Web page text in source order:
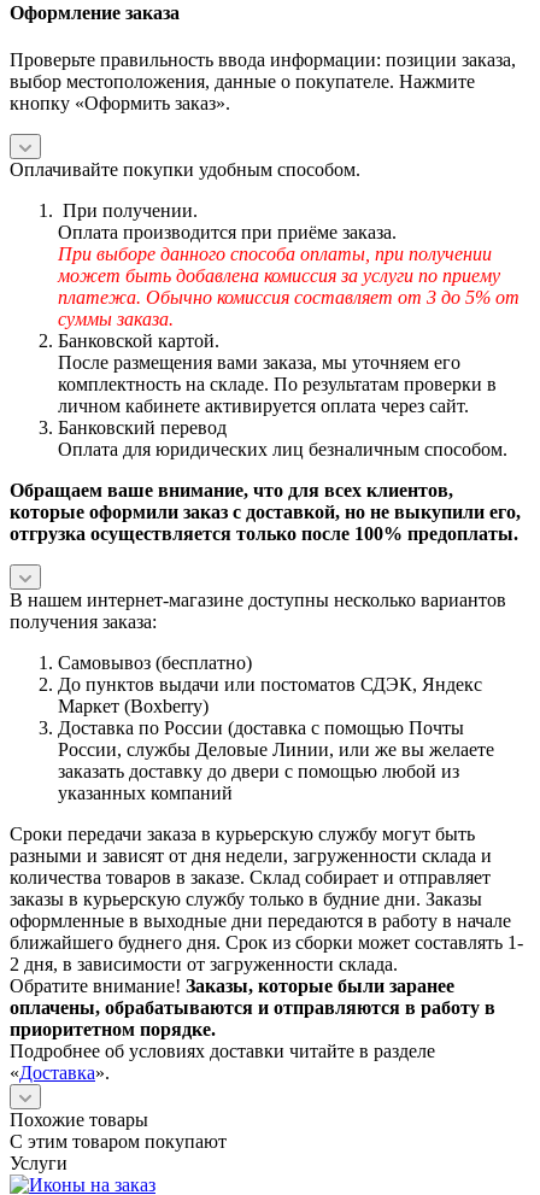
Оформление заказа
Проверьте правильность ввода информации: позиции заказа,
выбор местоположения, данные о покупателе. Нажмите
кнопку «Оформить заказ».
Оплачивайте покупки удобным способом.
При получении.
Оплата производится при приёме заказа.
При выборе данного способа оплаты, при получении
может быть добавлена комиссия за услуги по приему
платежа. Обычно комиссия составляет от 3 до 5% от
суммы заказа.
Банковской картой.
После размещения вами заказа, мы уточняем его
комплектность на складе. По результатам проверки в
личном кабинете активируется оплата через сайт.
Банковский перевод
Оплата для юридических лиц безналичным способом.
Обращаем ваше внимание, что для всех клиентов,
которые оформили заказ с доставкой, но не выкупили его,
отгрузка осуществляется только после 100% предоплаты.
В нашем интернет-магазине доступны несколько вариантов
получения заказа:
Самовывоз (бесплатно)
До пунктов выдачи или постоматов СДЭК, Яндекс
Маркет (Boxberry)
Доставка по России (доставка с помощью Почты
России, службы Деловые Линии, или же вы желаете
заказать доставку до двери с помощью любой из
указанных компаний
Сроки передачи заказа в курьерскую службу могут быть
разными и зависят от дня недели, загруженности склада и
количества товаров в заказе. Склад собирает и отправляет
заказы в курьерскую службу только в будние дни. Заказы
оформленные в выходные дни передаются в работу в начале
ближайшего буднего дня. Срок из сборки может составлять 1-
2 дня, в зависимости от загруженности склада.
Обратите внимание! Заказы, которые были заранее
оплачены, обрабатываются и отправляются в работу в
приоритетном порядке.
Подробнее об условиях доставки читайте в разделе
«Доставка».
Похожие товары
С этим товаром покупают
Услуги